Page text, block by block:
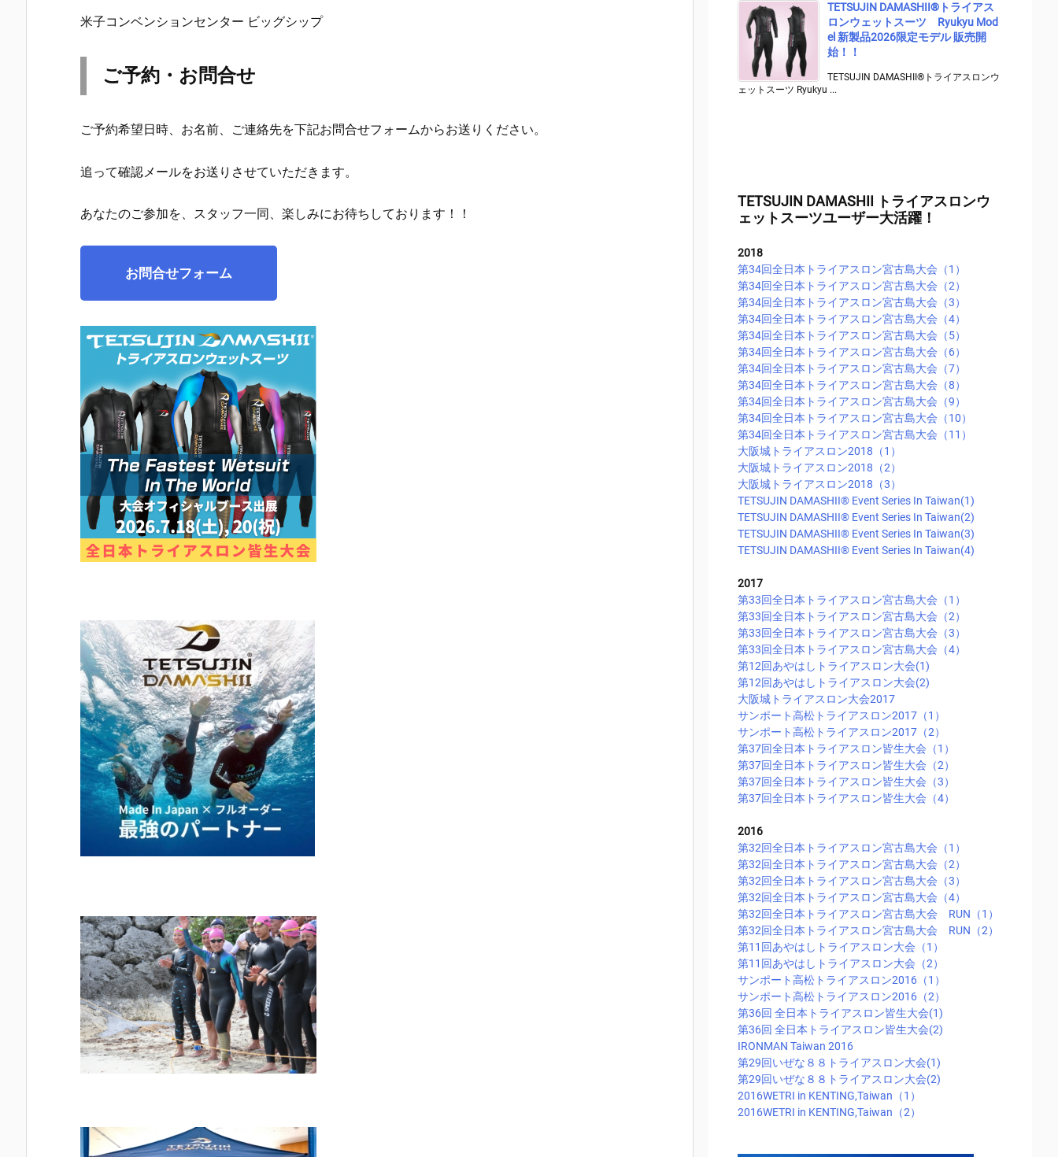
米子コンベンションセンター ビッグシップ
ご予約・お問合せ
ご予約希望日時、お名前、ご連絡先を下記お問合せフォームからお送りください。
追って確認メールをお送りさせていただきます。
あなたのご参加を、スタッフ一同、楽しみにお待ちしております！！
お問合せフォーム
TETSUJIN DAMASHII®︎トライアス
ロンウェットスーツ Ryukyu Mod
el 新製品2026限定モデル 販売開
始！！
TETSUJIN DAMASHII®︎トライアスロンウ
ェットスーツ Ryukyu ...
TETSUJIN DAMASHII トライアスロンウ
ェットスーツユーザー大活躍！
2018
第34回全日本トライアスロン宮古島大会（1）
第34回全日本トライアスロン宮古島大会（2）
第34回全日本トライアスロン宮古島大会（3）
第34回全日本トライアスロン宮古島大会（4）
第34回全日本トライアスロン宮古島大会（5）
第34回全日本トライアスロン宮古島大会（6）
第34回全日本トライアスロン宮古島大会（7）
第34回全日本トライアスロン宮古島大会（8）
第34回全日本トライアスロン宮古島大会（9）
第34回全日本トライアスロン宮古島大会（10）
第34回全日本トライアスロン宮古島大会（11）
大阪城トライアスロン2018（1）
大阪城トライアスロン2018（2）
大阪城トライアスロン2018（3）
TETSUJIN DAMASHII®︎ Event Series In Taiwan(1)
TETSUJIN DAMASHII®︎ Event Series In Taiwan(2)
TETSUJIN DAMASHII®︎ Event Series In Taiwan(3)
TETSUJIN DAMASHII®︎ Event Series In Taiwan(4)
2017
第33回全日本トライアスロン宮古島大会（1）
第33回全日本トライアスロン宮古島大会（2）
第33回全日本トライアスロン宮古島大会（3）
第33回全日本トライアスロン宮古島大会（4）
第12回あやはしトライアスロン大会(1)
第12回あやはしトライアスロン大会(2)
大阪城トライアスロン大会2017
サンポート高松トライアスロン2017（1）
サンポート高松トライアスロン2017（2）
第37回全日本トライアスロン皆生大会（1）
第37回全日本トライアスロン皆生大会（2）
第37回全日本トライアスロン皆生大会（3）
第37回全日本トライアスロン皆生大会（4）
2016
第32回全日本トライアスロン宮古島大会（1）
第32回全日本トライアスロン宮古島大会（2）
第32回全日本トライアスロン宮古島大会（3）
第32回全日本トライアスロン宮古島大会（4）
第32回全日本トライアスロン宮古島大会 RUN（1）
第32回全日本トライアスロン宮古島大会 RUN（2）
第11回あやはしトライアスロン大会（1）
第11回あやはしトライアスロン大会（2）
サンポート高松トライアスロン2016（1）
サンポート高松トライアスロン2016（2）
第36回 全日本トライアスロン皆生大会(1)
第36回 全日本トライアスロン皆生大会(2)
IRONMAN Taiwan 2016
第29回いぜな８８トライアスロン大会(1)
第29回いぜな８８トライアスロン大会(2)
2016WETRI in KENTING,Taiwan（1）
2016WETRI in KENTING,Taiwan（2）